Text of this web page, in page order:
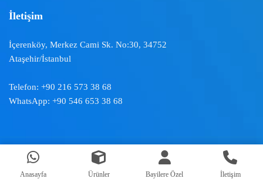
İletişim
İçerenköy, Merkez Cami Sk. No:30, 34752
Ataşehir/İstanbul
Telefon: +90 216 573 38 68
WhatsApp: +90 546 653 38 68
Doğal İklimlendirme ™ | 2024
Anasayfa Ürünler Bayilere Özel İletişim